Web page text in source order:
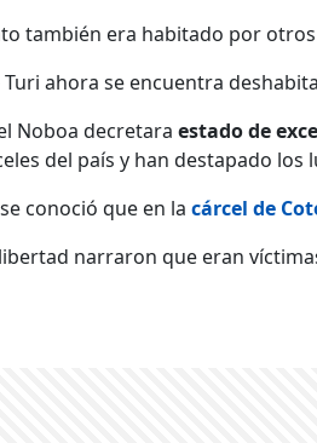
también era habitado por
ahora se encuentra
Noboa decretara estado de
del país y han destapado los
conoció que en la cárcel de
narraron que eran